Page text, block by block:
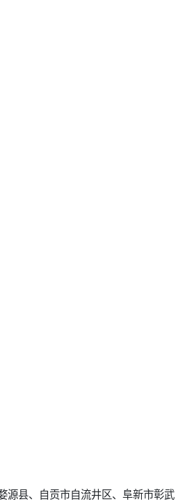
源县、自贡市自流井区、阜新市彰武